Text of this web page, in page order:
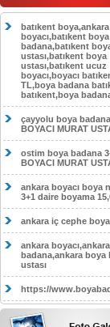
HASKÖY DAİRE
EV,İŞYERİ BOYA
0554 184 41 66
GÖLBAŞI DAİRE
EV,İŞYERİ BOYA
0554 184 41 66
EV,İŞYERİ BOYA
0554 184 41 66
batıkent
boyacı,batıkent boya
badana,batıkent
ustası,batıkent boya
ustası,batıkent ucuz
boyacı,boyacı
TL,boya badana
batıkent,boya
çayyolu boya
BOYACI MURAT
ostim boya badana
BOYACI MURAT
ankara boyacı boya
3+1 daire boyama
ankara iç cephe
ankara
badana,ankara boya
ustası
https://